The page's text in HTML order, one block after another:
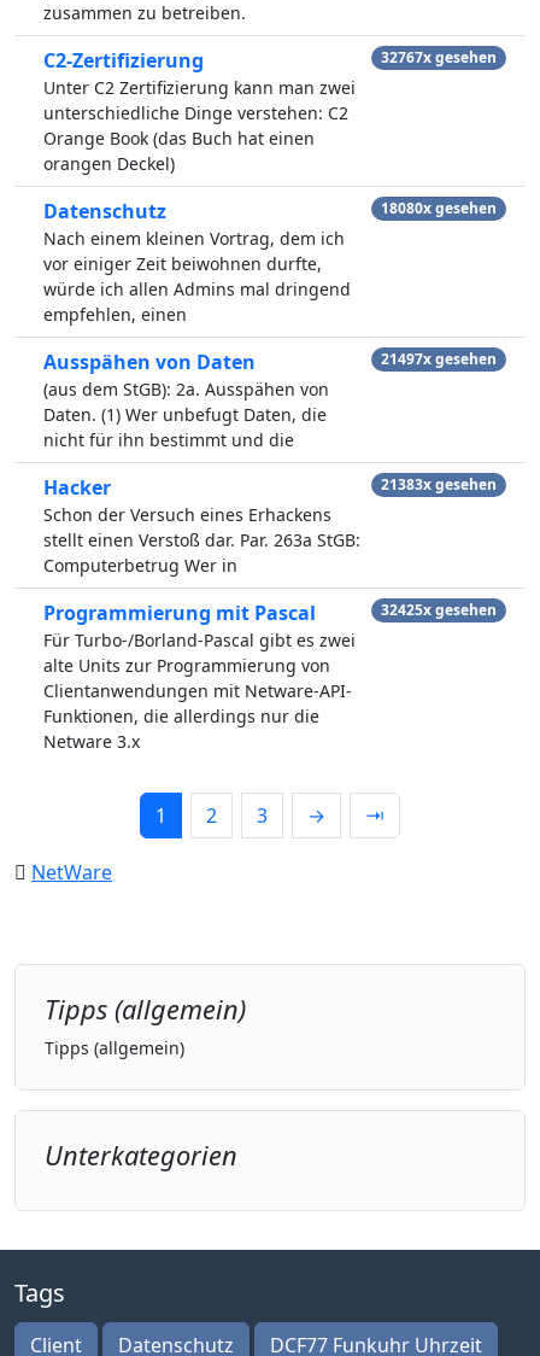
zusammen zu betreiben.
C2-Zertifizierung
Unter C2 Zertifizierung kann man zwei
unterschiedliche Dinge verstehen: C2
Orange Book (das Buch hat einen
orangen Deckel)
32767x gesehen
Datenschutz
Nach einem kleinen Vortrag, dem ich
vor einiger Zeit beiwohnen durfte,
würde ich allen Admins mal dringend
empfehlen, einen
18080x gesehen
Ausspähen von Daten
(aus dem StGB): 2a. Ausspähen von
Daten. (1) Wer unbefugt Daten, die
nicht für ihn bestimmt und die
21497x gesehen
Hacker
Schon der Versuch eines Erhackens
stellt einen Verstoß dar. Par. 263a StGB:
Computerbetrug Wer in
21383x gesehen
Programmierung mit Pascal
Für Turbo-/Borland-Pascal gibt es zwei
alte Units zur Programmierung von
Clientanwendungen mit Netware-API-
Funktionen, die allerdings nur die
Netware 3.x
32425x gesehen
1 2 3 → ⇥
NetWare
Tipps (allgemein)
Tipps (allgemein)
Unterkategorien
Tags
Client Datenschutz DCF77 Funkuhr Uhrzeit